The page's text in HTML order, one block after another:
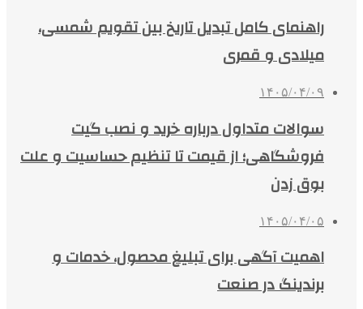
راهنمای کامل تبدیل تاریخ بین تقویم شمسی،
میلادی و قمری
۱۴۰۵/۰۴/۰۹
سوالات متداول درباره خرید و نصب گیت
فروشگاهی؛ از قیمت تا تنظیم حساسیت و علت
بوق زدن
۱۴۰۵/۰۴/۰۵
اهمیت آگهی برای تبلیغ محصول، خدمات و
برندینگ در صنعت